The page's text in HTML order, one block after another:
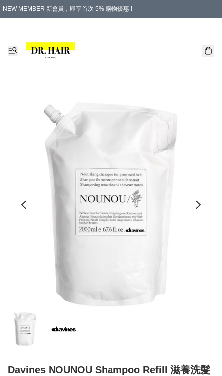
NEW MEMBER 新會員，即享首次 5% 購物優惠 !
Davines NOUNOU Shampoo Refill 滋養洗髮